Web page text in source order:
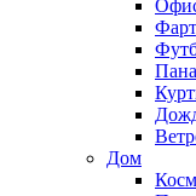
Дом